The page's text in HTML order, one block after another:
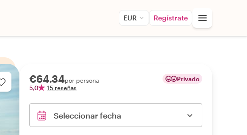
EUR Regístrate
€64.34por persona
5,0
15 reseñas
Privado
Seleccionar fecha